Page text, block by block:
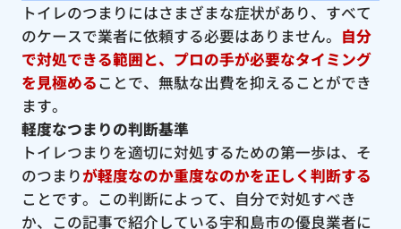
トイレのつまりにはさまざまな症状があり、すべて
のケースで業者に依頼する必要はありません。 自分
で対処できる範囲と、プロの手が必要なタイミング
を見極めることで、無駄な出費を抑えることができ
ます。
軽度なつまりの判断基準
トイレつまりを適切に対処するための第一歩は、そ
のつまりが軽度なのか重度なのかを正しく判断する
ことです。この判断によって、自分で対処すべき
か、この記事で紹介している宇和島市の優良業者に